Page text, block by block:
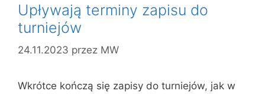
Upływają terminy zapisu do
turniejów
24.11.2023 przez MW
Wkrótce kończą się zapisy do turniejów, jak w